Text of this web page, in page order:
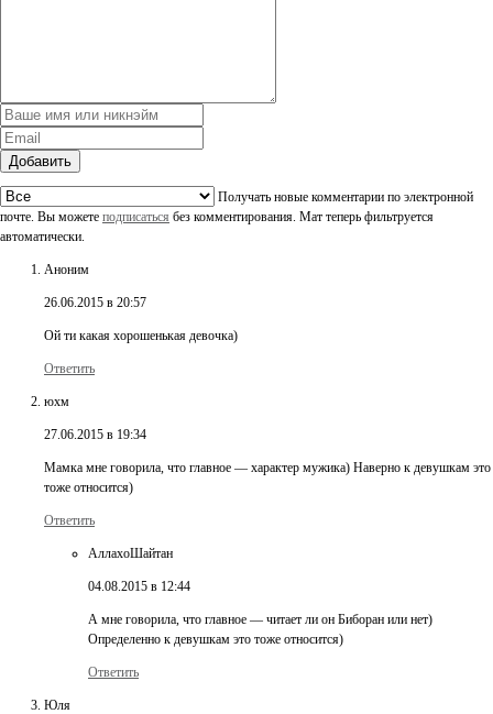
Добавить
Получать новые комментарии по электронной
почте. Вы можете подписаться без комментирования. Мат теперь фильтруется
автоматически.
Аноним
26.06.2015 в 20:57
Ой ти какая хорошенькая девочка)
Ответить
юхм
27.06.2015 в 19:34
Мамка мне говорила, что главное — характер мужика) Наверно к девушкам это
тоже относится)
Ответить
АллахоШайтан
04.08.2015 в 12:44
А мне говорила, что главное — читает ли он Биборан или нет)
Определенно к девушкам это тоже относится)
Ответить
Юля